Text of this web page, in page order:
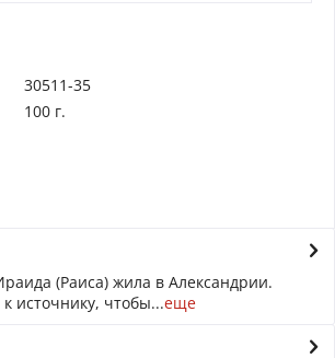
30511-35
100 г.
(Раиса) жила в Александрии.
источнику, чтобы...еще